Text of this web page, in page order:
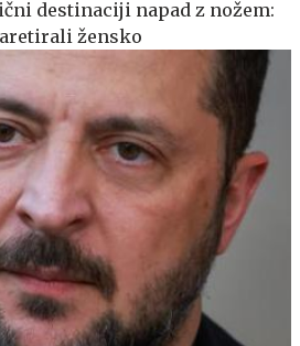
destinaciji napad z nožem:
žensko